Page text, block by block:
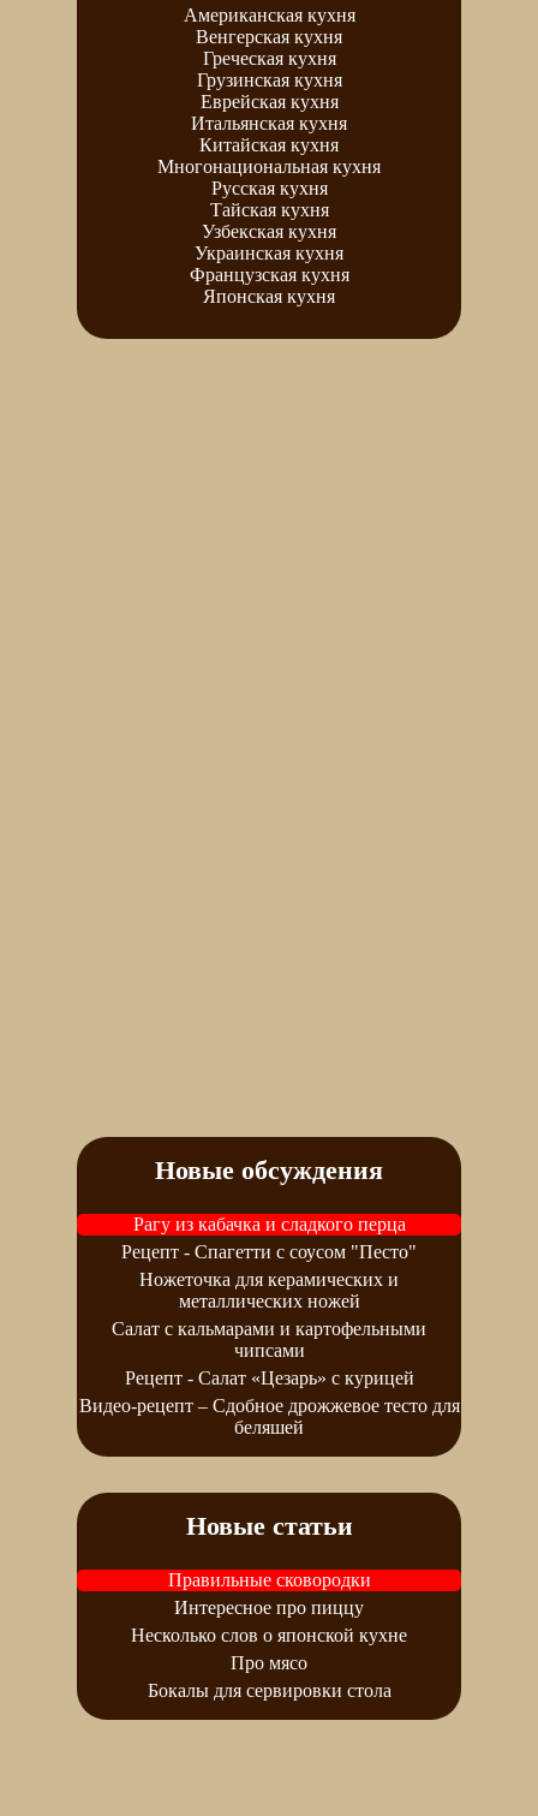
Американская кухня
Венгерская кухня
Греческая кухня
Грузинская кухня
Еврейская кухня
Итальянская кухня
Китайская кухня
Многонациональная кухня
Русская кухня
Тайская кухня
Узбекская кухня
Украинская кухня
Французская кухня
Японская кухня
Новые обсуждения
Рагу из кабачка и сладкого перца
Рецепт - Спагетти с соусом "Песто"
Ножеточка для керамических и
металлических ножей
Салат с кальмарами и картофельными
чипсами
Рецепт - Салат «Цезарь» с курицей
Видео-рецепт – Сдобное дрожжевое тесто для
беляшей
Новые статьи
Правильные сковородки
Интересное про пиццу
Несколько слов о японской кухне
Про мясо
Бокалы для сервировки стола